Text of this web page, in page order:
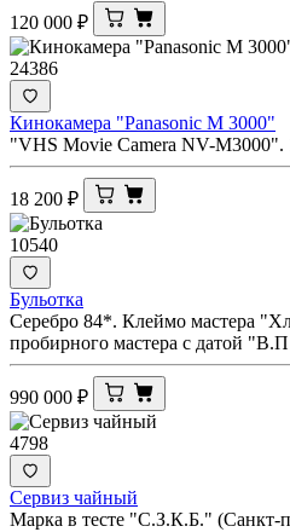
120 000 ₽
24386
Кинокамера "Panasonic M 3000"
"VHS Movie Camera NV-M3000".
18 200 ₽
10540
Бульотка
Серебро 84*. Клеймо мастера
пробирного мастера с датой
990 000 ₽
4798
Сервиз чайный
Марка в тесте "С.З.К.Б." (Санкт-